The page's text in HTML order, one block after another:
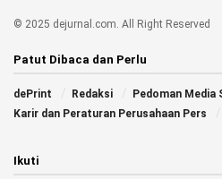
© 2025 dejurnal.com. All Right Reserved
Patut Dibaca dan Perlu
dePrint Redaksi
Pedoman Media
Karir dan Peraturan Perusahaan Pers
Ikuti